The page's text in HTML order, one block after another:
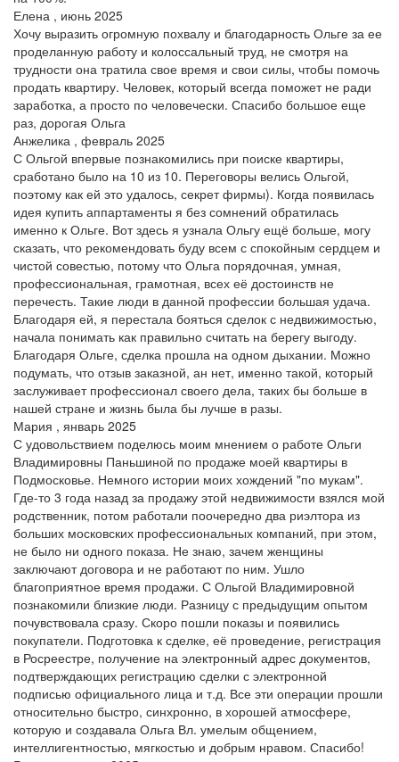
Елена , июнь 2025
Хочу выразить огромную похвалу и благодарность Ольге за ее
проделанную работу и колоссальный труд, не смотря на
трудности она тратила свое время и свои силы, чтобы помочь
продать квартиру. Человек, который всегда поможет не ради
заработка, а просто по человечески. Спасибо большое еще
раз, дорогая Ольга
Анжелика , февраль 2025
С Ольгой впервые познакомились при поиске квартиры,
сработано было на 10 из 10. Переговоры велись Ольгой,
поэтому как ей это удалось, секрет фирмы). Когда появилась
идея купить аппартаменты я без сомнений обратилась
именно к Ольге. Вот здесь я узнала Ольгу ещё больше, могу
сказать, что рекомендовать буду всем с спокойным сердцем и
чистой совестью, потому что Ольга порядочная, умная,
профессиональная, грамотная, всех её достоинств не
перечесть. Такие люди в данной профессии большая удача.
Благодаря ей, я перестала бояться сделок с недвижимостью,
начала понимать как правильно считать на берегу выгоду.
Благодаря Ольге, сделка прошла на одном дыхании. Можно
подумать, что отзыв заказной, ан нет, именно такой, который
заслуживает профессионал своего дела, таких бы больше в
нашей стране и жизнь была бы лучше в разы.
Мария , январь 2025
С удовольствием поделюсь моим мнением о работе Ольги
Владимировны Паньшиной по продаже моей квартиры в
Подмосковье. Немного истории моих хождений "по мукам".
Где-то 3 года назад за продажу этой недвижимости взялся мой
родственник, потом работали поочередно два риэлтора из
больших московских профессиональных компаний, при этом,
не было ни одного показа. Не знаю, зачем женщины
заключают договора и не работают по ним. Ушло
благоприятное время продажи. С Ольгой Владимировной
познакомили близкие люди. Разницу с предыдущим опытом
почувствовала сразу. Скоро пошли показы и появились
покупатели. Подготовка к сделке, её проведение, регистрация
в Росреестре, получение на электронный адрес документов,
подтверждающих регистрацию сделки с электронной
подписью официального лица и т.д. Все эти операции прошли
относительно быстро, синхронно, в хорошей атмосфере,
которую и создавала Ольга Вл. умелым общением,
интеллигентностью, мягкостью и добрым нравом. Спасибо!